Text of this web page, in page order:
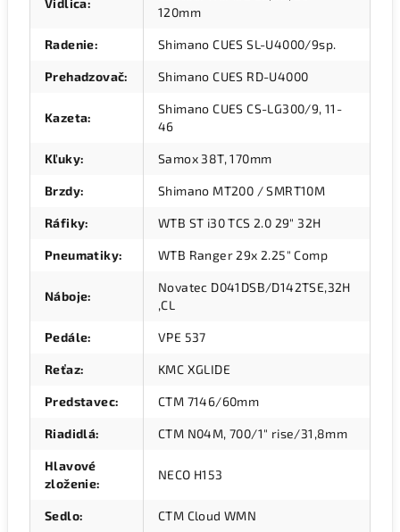
Vidlica:
120mm
Radenie: Shimano CUES SL-U4000/9sp.
Prehadzovač: Shimano CUES RD-U4000
Kazeta:
Shimano CUES CS-LG300/9, 11-
46
Kľuky: Samox 38T, 170mm
Brzdy: Shimano MT200 / SMRT10M
Ráfiky: WTB ST i30 TCS 2.0 29" 32H
Pneumatiky: WTB Ranger 29x 2.25" Comp
Náboje:
Novatec D041DSB/D142TSE,32H
,CL
Pedále: VPE 537
Reťaz: KMC XGLIDE
Predstavec: CTM 7146/60mm
Riadidlá: CTM N04M, 700/1" rise/31,8mm
Hlavové
zloženie:
NECO H153
Sedlo: CTM Cloud WMN